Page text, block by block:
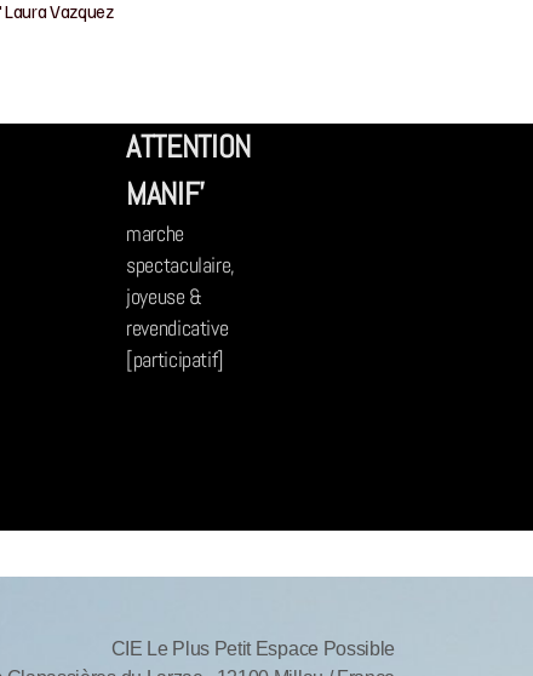
Laura Vazquez
ATTENTION
MANIF'
marche
spectaculaire,
joyeuse &
revendicative
[participatif]
CIE Le Plus Petit Espace Possible